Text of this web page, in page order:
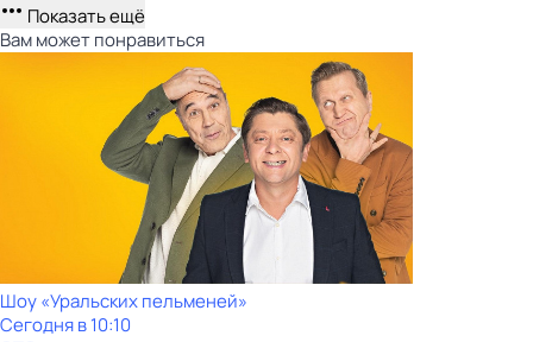
Показать ещё
Вам может понравиться
Шоy «Уральских пeльменей»
Сегодня в 10:10